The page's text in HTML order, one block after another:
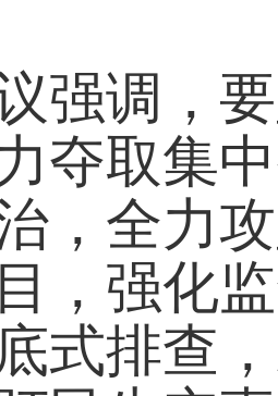
调，要
夺取集
，全力
，强化
式排查